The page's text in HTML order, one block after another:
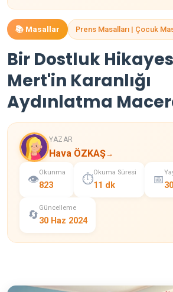
📚 Masallar Prens Masalları | Çocuk
Bir Dostluk
Mert'in Karanlığı
Aydınlatma
YAZAR
Hava ÖZKAŞ→
👁️
Okunma
823 ⏱️
Okuma Süresi
11 dk 📅
🔄
Güncelleme
30 Haz 2024